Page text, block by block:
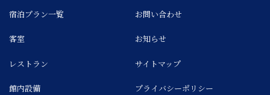
宿泊プラン一覧
客室
レストラン
館内設備
お問い合わせ
お知らせ
サイトマップ
プライバシーポリシー